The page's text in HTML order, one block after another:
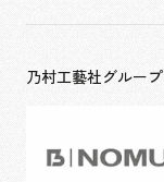
乃村工藝社グループ